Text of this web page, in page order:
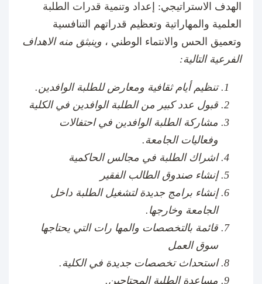
الهدف الاستراتيجي: إعداد وتنمية قدرات الطلبة
العلمية والمهاراتية وتعظيم قدراتهم التنافسية
وتعميق الحس والانتماء الوطني ، وينبثق منه الاهداف
الفرعية التالية:
تنظيم أيام ثقافية ومعارض للطلبة الوافدين.
قبول عدد كبير من الطلبة الوافدين في الكلية
مشاركة الطلبة الوافدين في احتفالات
وفعاليات الجامعة.
اشراك الطلبة في مجالس الحاكمية
إنشاء صندوق الطالب الفقير
إنشاء برامج جديدة لتشغيل الطلبة داخل
الجامعة وخارجها.
قائمة بالتخصصات والمها رات التي يحتاجها
سوق العمل
استحداث تخصصات جديدة في الكلية.
مساعدة الطلبة المحتاجين.